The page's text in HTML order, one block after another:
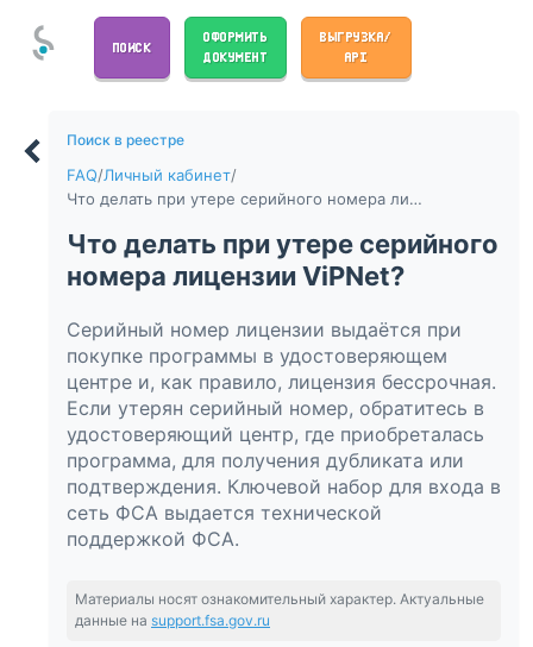
ПОИСК
ОФОРМИТЬ
ДОКУМЕНТ
ВЫГРУЗКА/
API
Поиск в реестре
FAQ/Личный кабинет/
Что делать при утере серийного номера лицензии ViPNet?
Что делать при утере серийного
номера лицензии ViPNet?
Серийный номер лицензии выдаётся при
покупке программы в удостоверяющем
центре и, как правило, лицензия бессрочная.
Если утерян серийный номер, обратитесь в
удостоверяющий центр, где приобреталась
программа, для получения дубликата или
подтверждения. Ключевой набор для входа в
сеть ФСА выдается технической
поддержкой ФСА.
Материалы носят ознакомительный характер. Актуальные
данные на support.fsa.gov.ru